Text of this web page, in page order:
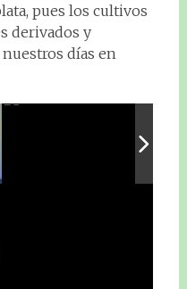
pues los cultivos
derivados y
días en